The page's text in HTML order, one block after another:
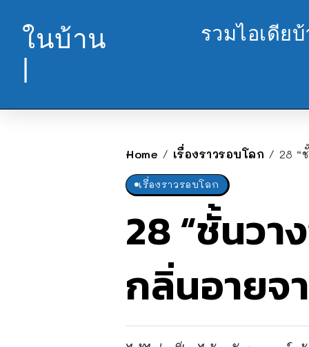
ในบ้าน
|
รวมไอเดีย
Home / เรื่องราวรอบโลก / 28 “
เรื่องราวรอบโลก
28 “ชั้นวา
กลิ่นอายจ